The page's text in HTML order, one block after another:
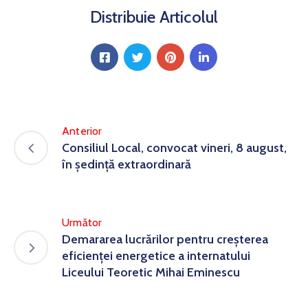
Distribuie Articolul
Anterior
Consiliul Local, convocat vineri, 8 august,
în ședință extraordinară
Următor
Demararea lucrărilor pentru creșterea
eficienței energetice a internatului
Liceului Teoretic Mihai Eminescu